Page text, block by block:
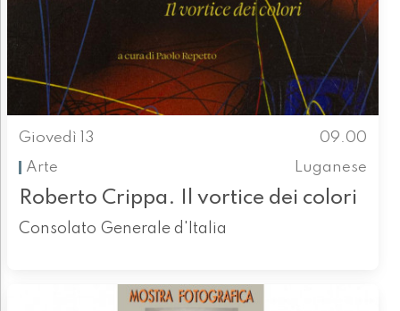
Giovedì 13
09.00
Arte
Luganese
Roberto Crippa. Il vortice dei colori
Consolato Generale d'Italia